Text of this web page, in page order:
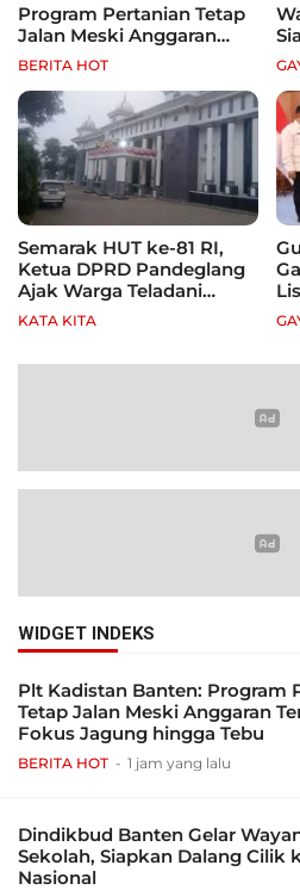
Program Pertanian Tetap
Jalan Meski Anggaran
Terbatas, Fokus Jagung
BERITA HOT
Semarak HUT ke-81 RI,
Ketua DPRD Pandeglang
Ajak Warga Teladani
Semangat Para Pahlawan
KATA KITA
WIDGET INDEKS
Plt Kadistan Banten: Program
Tetap Jalan Meski Anggaran
Fokus Jagung hingga Tebu
BERITA HOT 1 jam yang lalu
Dindikbud Banten Gelar
Sekolah, Siapkan Dalang Cilik
Nasional